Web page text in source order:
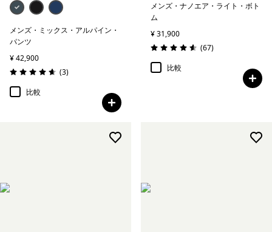
メンズ・ミックス・アルパイン・
パンツ
¥ 42,900
評価: 4.7 / 5
(3レビュー
)
比較
メンズ・ナノエア・ライト・ボト
ム
¥ 31,900
評価: 4.6 / 5
(67レビュー
)
比較